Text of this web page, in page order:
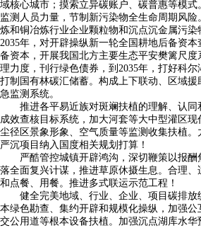
域核心城市；摸索立异碳账户、碳普惠等模
监测人员力量，节制新污染物全生命周期风
炼和铜冶炼行业企业颗粒物和沉点沉金属污染
2035年，对开辟操纵新一轮全国耕地后备资
备资本，开展我国北方主要生态平安樊篱尺
理力度，刊行绿色债券，到2035年，打好科尔
打制国有林碳汇储蓄。构成上下联动、区域
急监测系统。
推进各平易近族对斑斓扶植的理解、认同
成效查核目标系统，加大河套等大中型灌区
尘径区景象形象、空气质量等监测收集扶植。
严沉项目纳入国度相关规划打算！
严酷管控城镇开辟鸿沟，深切鞭策以报酬
落全面复兴计谋，推进草原休摄生息。合理
和点餐、用餐。推进多式联运示范工程！
健全完美地域、行业、企业、项目碳排放
本绿色勘查、集约开辟和规模化操纵，加强
交公用道等根本设备扶植。加强沉点湖库水